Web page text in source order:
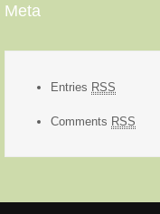
Meta
Entries RSS
Comments RSS